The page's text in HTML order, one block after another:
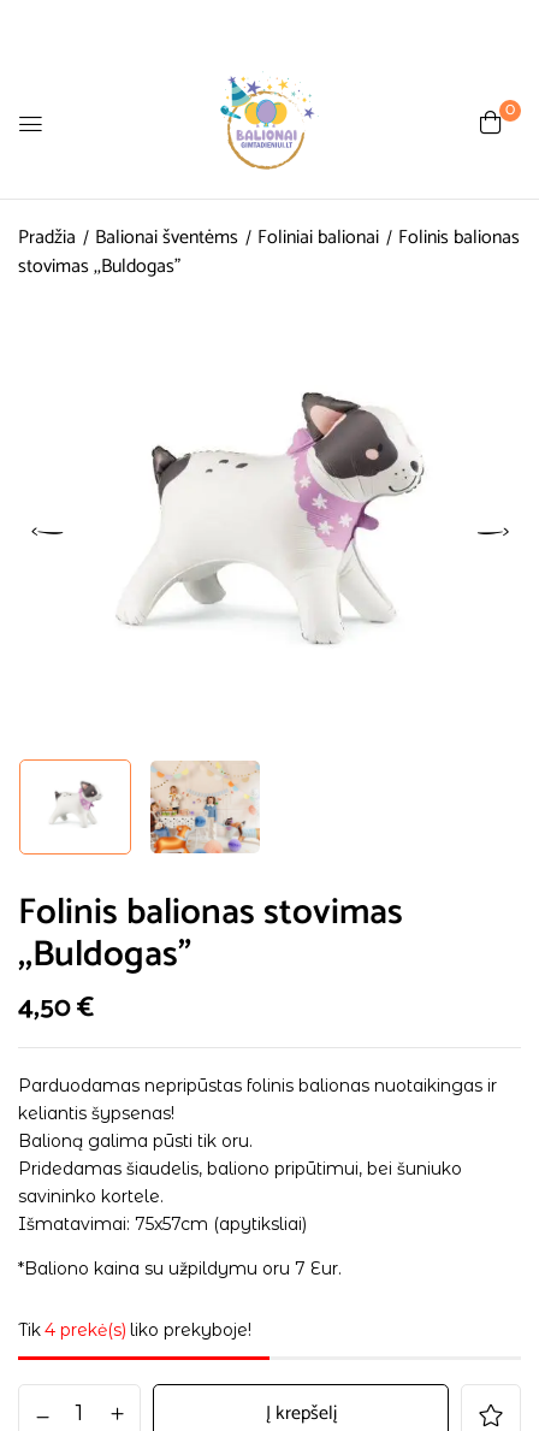
0
Pradžia Balionai šventėms Foliniai balionai
Folinis balionas
stovimas ,,Buldogas”
Folinis balionas stovimas
,,Buldogas”
4,50€
Parduodamas nepripūstas folinis balionas nuotaikingas ir
keliantis šypsenas!
Balioną galima pūsti tik oru.
Pridedamas šiaudelis, baliono pripūtimui, bei šuniuko
savininko kortele.
Išmatavimai: 75x57cm (apytiksliai)
*Baliono kaina su užpildymu oru 7 Eur.
Tik4 prekė(s) liko prekyboje!
Į krepšelį